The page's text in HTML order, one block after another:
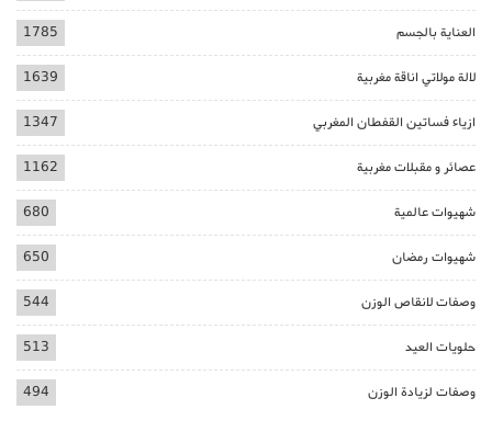
العناية بالجسم 1785
لالة مولاتي اناقة مغربية 1639
ازياء فساتين القفطان المغربي 1347
عصائر و مقبلات مغربية 1162
شهيوات عالمية 680
شهيوات رمضان 650
وصفات لانقاص الوزن 544
حلويات العيد 513
وصفات لزيادة الوزن 494